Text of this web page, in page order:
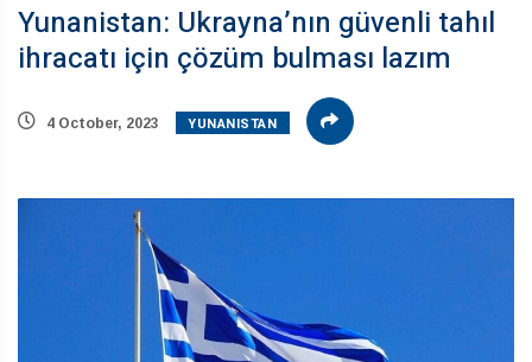
Yunanistan: Ukrayna’nın güvenli tahıl
ihracatı için çözüm bulması lazım
4 October, 2023 YUNANISTAN